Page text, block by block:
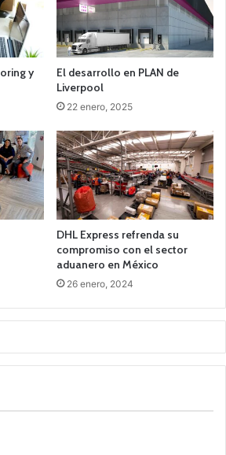
y
El desarrollo en PLAN de
Liverpool
22 enero, 2025
DHL Express refrenda su
compromiso con el sector
aduanero en México
26 enero, 2024